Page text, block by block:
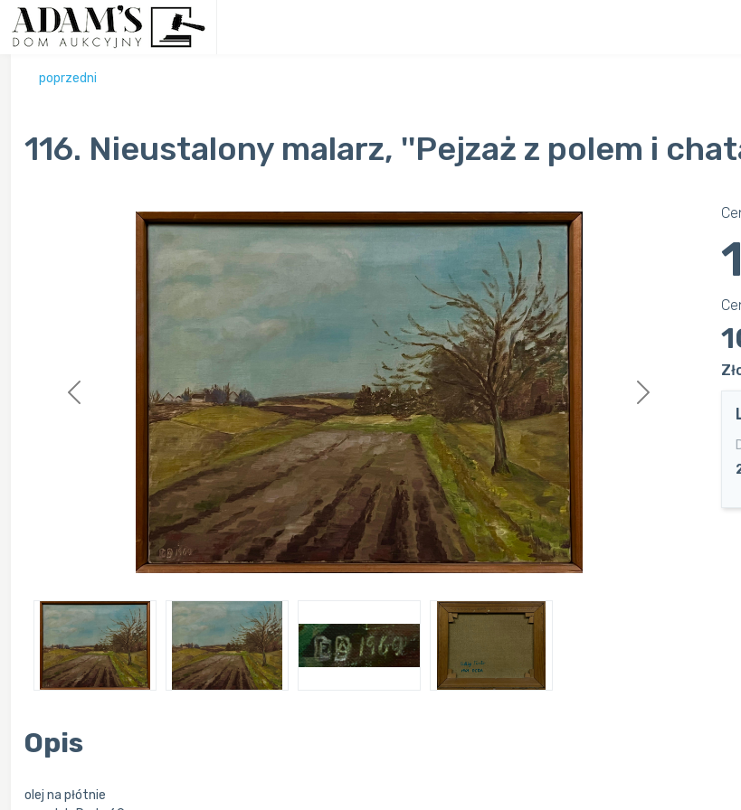
poprzedni
116. Nieustalony malarz, ''Pejzaż z polem i
Previous Next
Opis
olej na płótnie